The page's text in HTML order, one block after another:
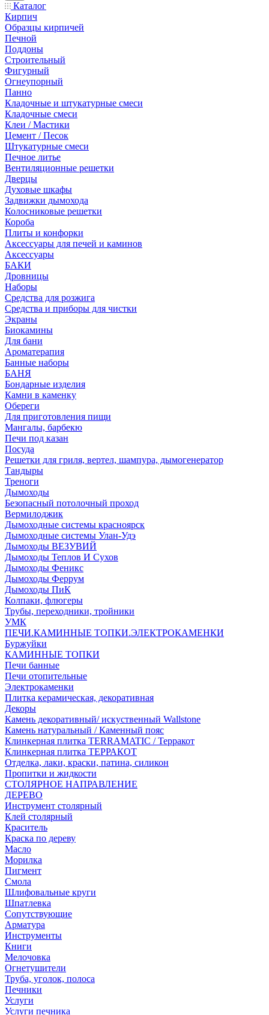
Каталог
Кирпич
Образцы кирпичей
Печной
Поддоны
Строительный
Фигурный
Огнеупорный
Панно
Кладочные и штукатурные смеси
Кладочные смеси
Клеи / Мастики
Цемент / Песок
Штукатурные смеси
Печное литье
Вентиляционные решетки
Дверцы
Духовые шкафы
Задвижки дымохода
Колосниковые решетки
Короба
Плиты и конфорки
Аксессуары для печей и каминов
Аксессуары
БАКИ
Дровницы
Наборы
Средства для розжига
Средства и приборы для чистки
Экраны
Биокамины
Для бани
Ароматерапия
Банные наборы
БАНЯ
Бондарные изделия
Камни в каменку
Обереги
Для приготовления пищи
Мангалы, барбекю
Печи под казан
Посуда
Решетки для гриля, вертел, шампура, дымогенератор
Тандыры
Треноги
Дымоходы
Безопасный потолочный проход
Вермилоджик
Дымоходные системы красноярск
Дымоходные системы Улан-Удэ
Дымоходы ВЕЗУВИЙ
Дымоходы Теплов И Сухов
Дымоходы Феникс
Дымоходы Феррум
Дымоходы ПиК
Колпаки, флюгеры
Трубы, переходники, тройники
УМК
ПЕЧИ.КАМИННЫЕ ТОПКИ.ЭЛЕКТРОКАМЕНКИ
Буржуйки
КАМИННЫЕ ТОПКИ
Печи банные
Печи отопительные
Электрокаменки
Плитка керамическая, декоративная
Декоры
Камень декоративный/ искуственный Wallstone
Камень натуральный / Каменный пояс
Клинкерная плитка TERRAMATIC / Терракот
Клинкерная плитка ТЕРРАКОТ
Отделка, лаки, краски, патина, силикон
Пропитки и жидкости
СТОЛЯРНОЕ НАПРАВЛЕНИЕ
ДЕРЕВО
Инструмент столярный
Клей столярный
Краситель
Краска по дереву
Масло
Морилка
Пигмент
Смола
Шлифовальные круги
Шпатлевка
Сопутствующие
Арматура
Инструменты
Книги
Мелочовка
Огнетушители
Труба, уголок, полоса
Печники
Услуги
Услуги печника